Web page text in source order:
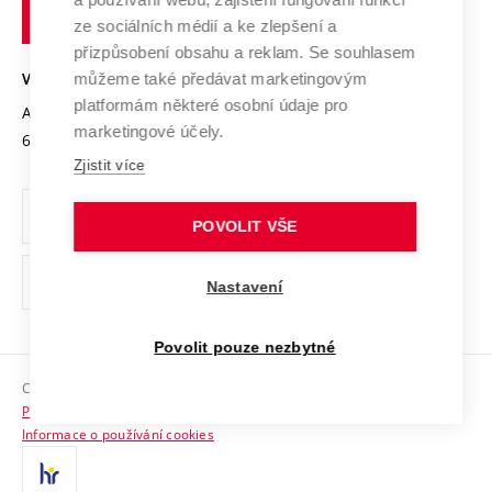
Open Science
Projekty
Projekty ze strukturálních fondů
Specifický výzkum
Mezinárodní dohody
Univerzitní sítě
Podnikavá univerzita / ContriBUTe
Bezpečná univerzita
Vyznamenání
Organizační struktura
Ochrana osobních údajů
odkaz)
Sociální bezpečí
HR Award
Kontakty
technické
VYSOKÉ UČENÍ TECHNICKÉ V BRNĚ
Antonínská 548/1
602 00 Brno
www.vut.cz
vut@vutbr.cz
Copyright © 2026 VUT
Prohlášení o přístupnosti
Informace o používání cookies
ze sociálních médií a ke zlepšení a
přizpůsobení obsahu a reklam. Se souhlasem
můžeme také předávat marketingovým
platformám některé osobní údaje pro
marketingové účely.
Zjistit více
POVOLIT VŠE
Nastavení
Povolit pouze nezbytné